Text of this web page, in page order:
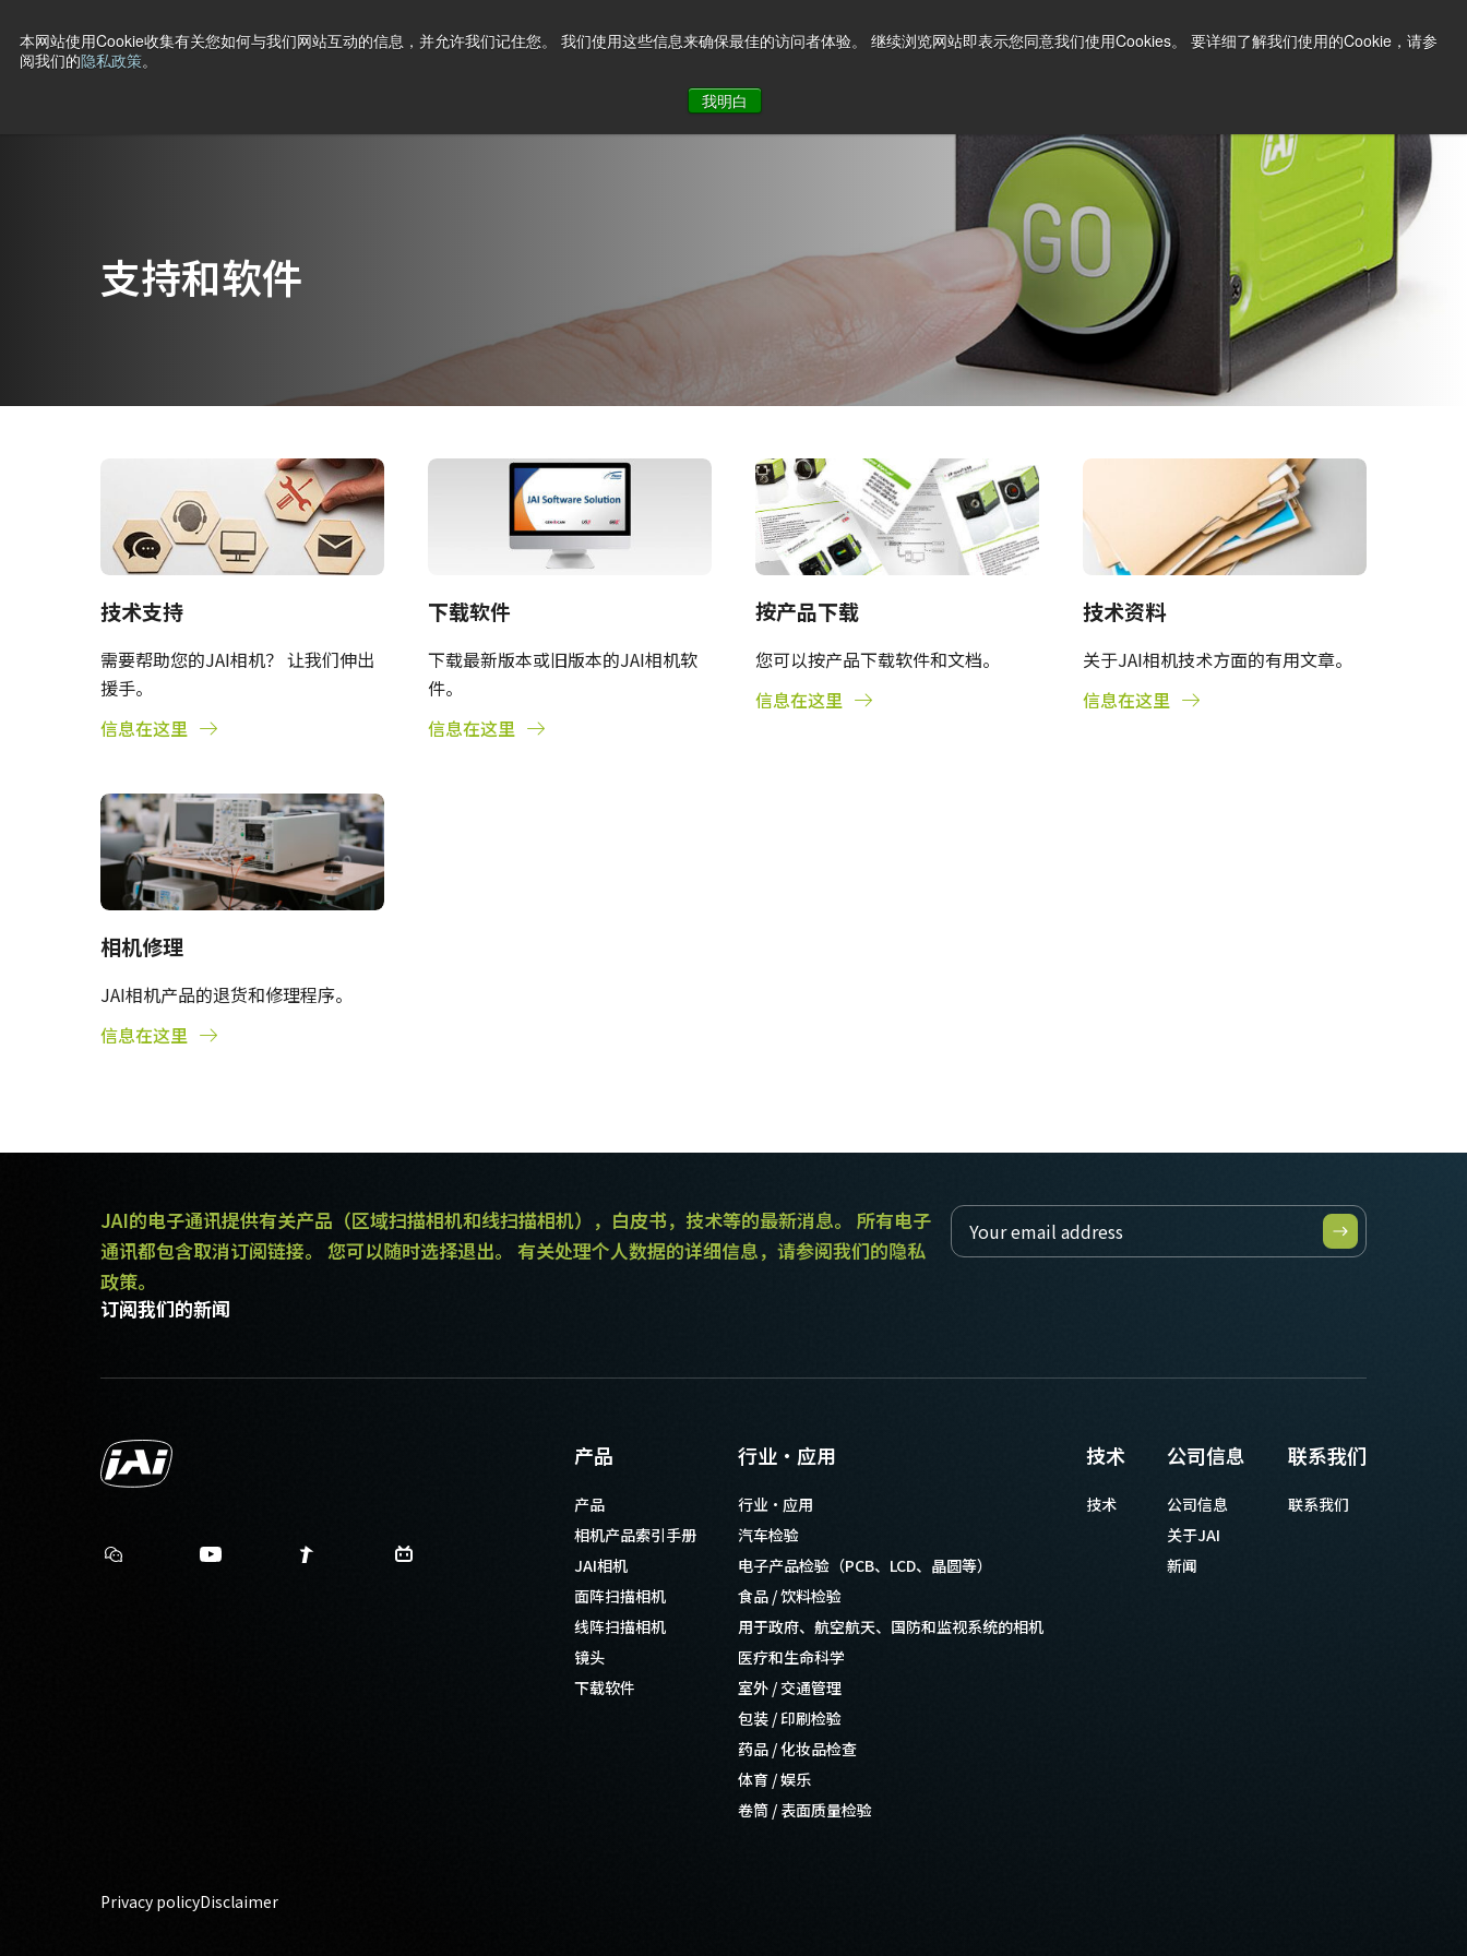
本网站使用Cookie收集有关您如何与我们网站互动的信息，并允许我们记住您。 我们使用这些信息来确保最佳的访问者体验。 继续浏览网站即表示您同意我们使用Cookies。 要详细了解我们使用的Cookie，请参
阅我们的隐私政策。
我明白
支持和软件
技术支持​
需要帮助您的JAI相机？ 让我们伸出
援手。
信息在这里
下载软件
下载最新版本或旧版本的JAI相机软
件。
信息在这里
按产品下载
您可以按产品下载软件和文档。
信息在这里
技术资料
关于JAI相机技术方面的有用文章。
信息在这里
相机修理
JAI相机产品的退货和修理程序。
信息在这里
JAI的电子通讯提供有关产品（区域扫描相机和线扫描相机），白皮书，技术等的最新消息。 所有电子
通讯都包含取消订阅链接。 您可以随时选择退出。 有关处理个人数据的详细信息，请参阅我们的隐私
政策。
订阅我们的新闻
产品
产品
相机产品索引手册
JAI相机
面阵扫描相机
线阵扫描相机
镜头
下载软件
行业·应用
行业·应用
汽车检验
电子产品检验（PCB、LCD、晶圆等）
食品 / 饮料检验
用于政府、航空航天、国防和监视系统的相机
医疗和生命科学
室外 / 交通管理
包装 / 印刷检验
药品 / 化妆品检查
体育 / 娱乐
卷筒 / 表面质量检验
技术
技术
公司信息
公司信息
关于JAI
新闻
联系我们
联系我们
Privacy policyDisclaimer